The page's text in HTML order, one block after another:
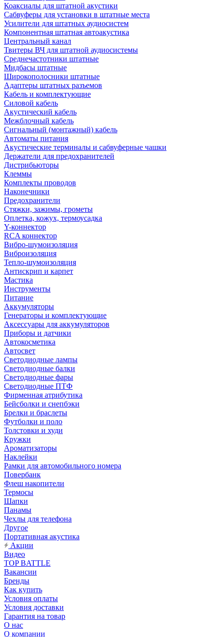
Коаксиалы для штатной акустики
Сабвуферы для установки в штатные места
Усилители для штатных аудиосистем
Компонентная штатная автоакустика
Центральный канал
Твитеры ВЧ для штатной аудиосистемы
Среднечастотники штатные
Мидбасы штатные
Широкополосники штатные
Адаптеры штатных разъемов
Кабель и комплектующие
Силовой кабель
Акустический кабель
Межблочный кабель
Сигнальный (монтажный) кабель
Автоматы питания
Акустические терминалы и сабвуферные чашки
Держатели для предохранителей
Дистрибьюторы
Клеммы
Комплекты проводов
Наконечники
Предохранители
Стяжки, зажимы, грометы
Оплетка, кожух, термоусадка
Y-коннектор
RCA коннектор
Вибро-шумоизоляция
Виброизоляция
Тепло-шумоизоляция
Антискрип и карпет
Мастика
Инструменты
Питание
Аккумуляторы
Генераторы и комплектующие
Аксессуары для аккумуляторов
Приборы и датчики
Автокосметика
Автосвет
Светодиодные лампы
Светодиодные балки
Светодиодные фары
Светодиодные ПТФ
Фирменная атрибутика
Бейсболки и снепбэки
Брелки и браслеты
Футболки и поло
Толстовки и худи
Кружки
Ароматизаторы
Наклейки
Рамки для автомобильного номера
Повербанк
Флеш накопители
Термосы
Шапки
Панамы
Чехлы для телефона
Другое
Портативная акустика
Акции
Видео
TOP BATTLE
Вакансии
Бренды
Как купить
Условия оплаты
Условия доставки
Гарантия на товар
О нас
О компании